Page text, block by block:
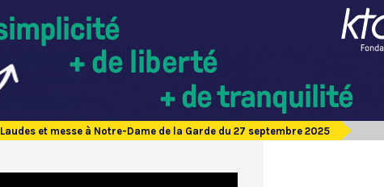
Laudes et messe à Notre-Dame de la Garde du 27 septembre 2025